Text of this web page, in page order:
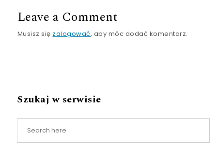
Leave a Comment
Musisz się zalogować, aby móc dodać komentarz.
Szukaj w serwisie